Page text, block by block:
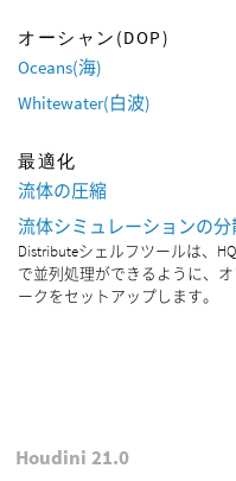
オーシャン(DOP)
Oceans(海)
Whitewater(白波)
最適化
流体の圧縮
流体シミュレーションの分
Distributeシェルフツールは、
で並列処理ができるように、
ークをセットアップします。
Houdini 21.0